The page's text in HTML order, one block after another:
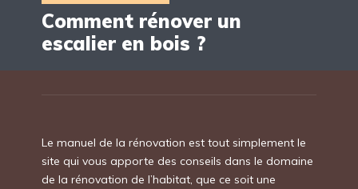
Comment rénover un
escalier en bois ?
Le manuel de la rénovation est tout simplement le
site qui vous apporte des conseils dans le domaine
de la rénovation de l’habitat, que ce soit une